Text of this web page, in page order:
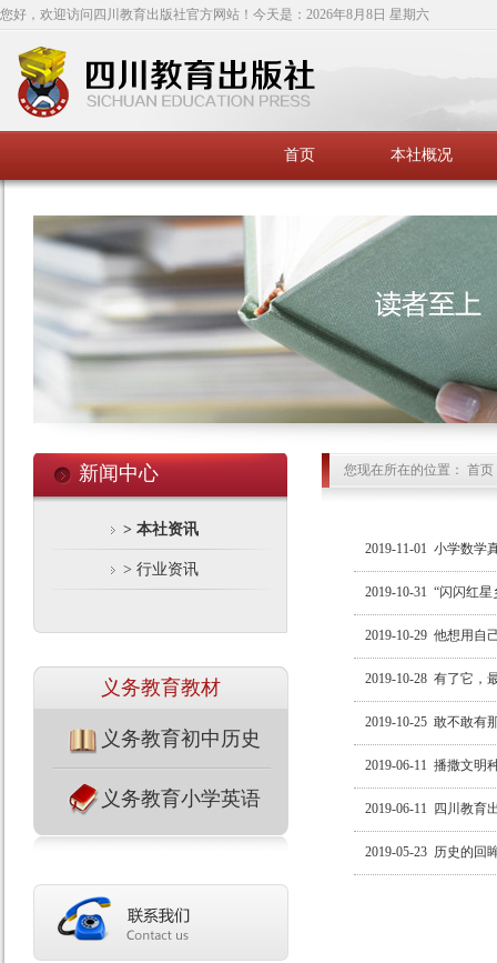
您好，欢迎访问四川教育出版社官方网站！今天是： 2026年8月8日 星期六
首页 本社概况
新闻中心
> 本社资讯
> 行业资讯
义务教育教材
义务教育初中历史
义务教育小学英语
您现在所在的位置： 首
2019-11-01 小学数学
2019-10-31 “闪闪红
2019-10-29 他想用自
2019-10-28 有了它，
2019-10-25 敢不敢有
2019-06-11 播撒文明
2019-06-11 四川教育
2019-05-23 历史的回